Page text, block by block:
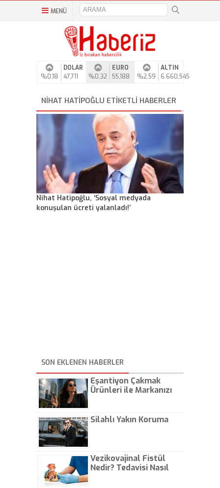
MENÜ
%0,18
DOLAR
47,711
%0,32
EURO
55,188
%2,59
ALTIN
6.660,545
NIHAT HATIPOĞLU ETIKETLI HABERLER
Nihat Hatipoğlu, ‘Sosyal medyada
konuşulan ücreti yalanladı!’
SON EKLENEN HABERLER
Eşantiyon Çakmak
Ürünleri ile Markanızı
Silahlı Yakın Koruma
Vezikovajinal Fistül
Nedir? Tedavisi Nasıl